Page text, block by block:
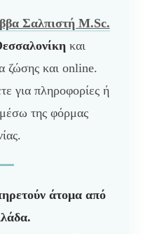
Σαλπιστή M.Sc.
και
ζώσης και online.
για πληροφορίες ή
της φόρμας
άτομα από